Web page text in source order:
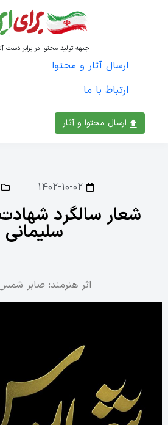
ارسال محتوا و آثار
جبهه تولید محتوا در برابر دست
ارسال آثار و محتوا
ارتباط با ما
۱۴۰۲-۱۰-۰۲
شعار سالگرد
سلیمانی ‌
اثر هنرمند: صابر